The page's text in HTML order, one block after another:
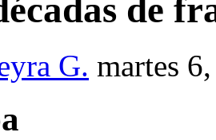
de
G. martes